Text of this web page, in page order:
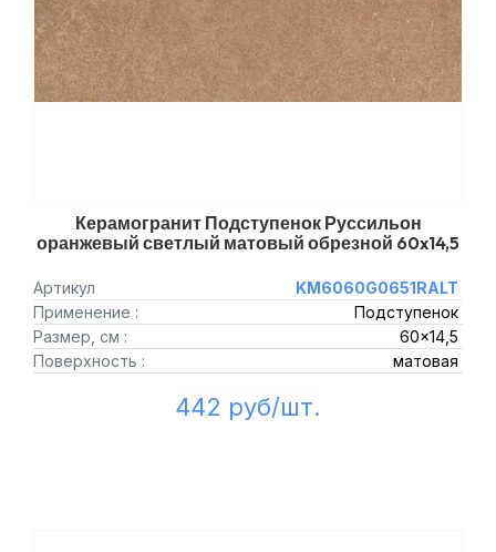
Керамогранит Подступенок Руссильон
оранжевый светлый матовый обрезной 60x14,5
Артикул
KM6060G0651RALT
Применение :
Подступенок
Размер, см :
60x14,5
Поверхность :
матовая
442 руб/шт.